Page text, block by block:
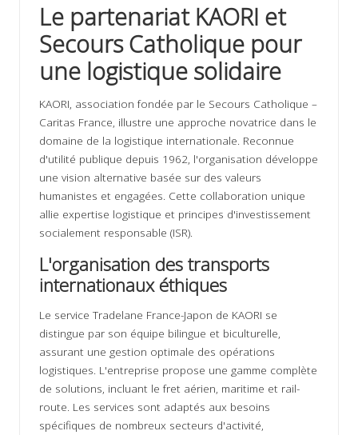
Le partenariat KAORI et
Secours Catholique pour
une logistique solidaire
KAORI, association fondée par le Secours Catholique –
Caritas France, illustre une approche novatrice dans le
domaine de la logistique internationale. Reconnue
d'utilité publique depuis 1962, l'organisation développe
une vision alternative basée sur des valeurs
humanistes et engagées. Cette collaboration unique
allie expertise logistique et principes d'investissement
socialement responsable (ISR).
L'organisation des transports
internationaux éthiques
Le service Tradelane France-Japon de KAORI se
distingue par son équipe bilingue et biculturelle,
assurant une gestion optimale des opérations
logistiques. L'entreprise propose une gamme complète
de solutions, incluant le fret aérien, maritime et rail-
route. Les services sont adaptés aux besoins
spécifiques de nombreux secteurs d'activité,